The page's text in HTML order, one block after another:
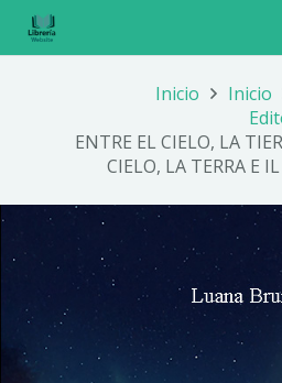
Inicio Inicio
ENTRE EL CIELO, LA
CIELO, LA TERRA E